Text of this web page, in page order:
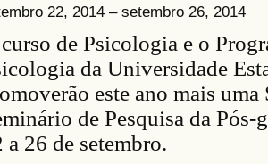
22, 2014 – setembro 26, 2014
de Psicologia e o
da Universidade
este ano mais uma
de Pesquisa da
a 26 de setembro.